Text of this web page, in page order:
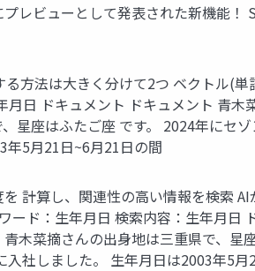
レビューとして発表された新機能
る方法は大きく分けて2つ ベクト
日 ドキュメント ドキュメント 青
星座はふたご座 です。 2024年にセ
年5月21日~6月21日の間
計算し、関連性の高い情報を検索
ド：生年月日 検索内容：生年月日
木菜摘さんの出身地は三重県で、
社しました。 生年月日は2003年5月